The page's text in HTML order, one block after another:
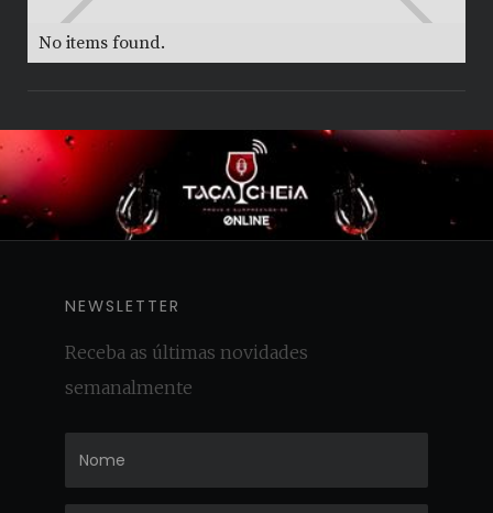
No items found.
NEWSLETTER
Receba as últimas novidades
semanalmente